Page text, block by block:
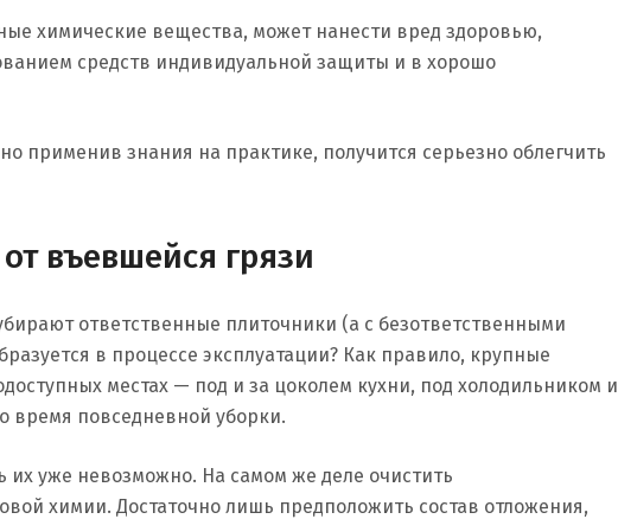
химические вещества, может нанести вред здоровью,
средств индивидуальной защиты и в хорошо
применив знания на практике, получится серьезно облегчить
въевшейся грязи
ответственные плиточники (а с безответственными
в процессе эксплуатации? Как правило, крупные
местах — под и за цоколем кухни, под холодильником и
время повседневной уборки.
их уже невозможно. На самом же деле очистить
химии. Достаточно лишь предположить состав отложения,